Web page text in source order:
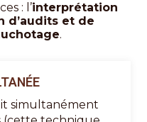
: l’interprétation
d’audits et de
.
simultanément